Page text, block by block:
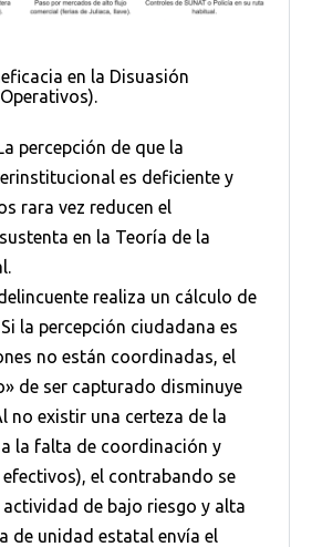
en la Disuasión
percepción de que la
es deficiente y
rara vez reducen el
en la Teoría de la
realiza un cálculo de
la percepción ciudadana es
no están coordinadas, el
de ser capturado disminuye
no existir una certeza de la
la falta de coordinación y
el contrabando se
actividad de bajo riesgo y alta
de unidad estatal envía el